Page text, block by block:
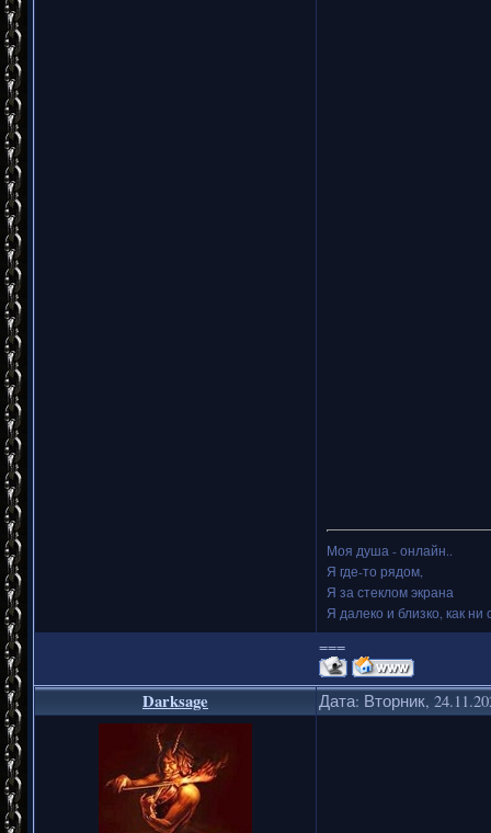
Моя душа - онлайн..
Я где-то рядом,
Я за стеклом экрана
Я далеко и близко, как ни
===
Darksage Дата: Вторник,